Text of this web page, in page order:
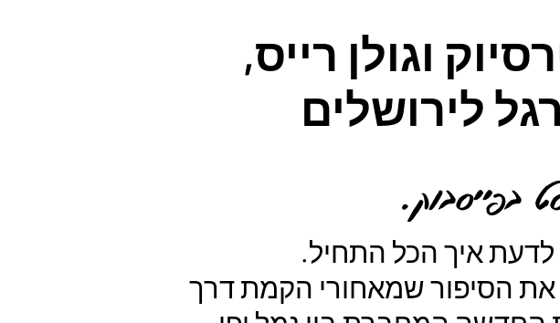
וגולן רייס,
לירושלים
בפייסבוק.
איך הכל התחיל.
20:30, נספר ונשתף את הסיפור שמאחורי הקמת דרך